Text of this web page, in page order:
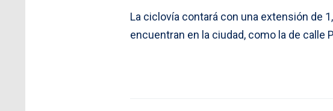
La ciclovía contará con una extensión de
encuentran en la ciudad, como la de calle